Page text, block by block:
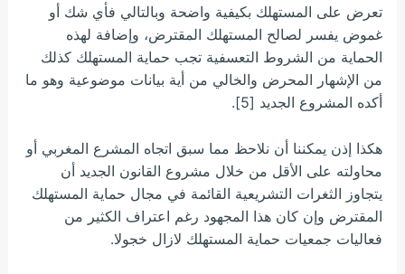
تعرض على المستهلك بكيفية واضحة وبالتالي فأي شك أو
غموض يفسر لصالح المستهلك المقترض، وإضافة لهذه
الحماية من الشروط التعسفية تجب حماية المستهلك كذلك
من الإشهار المحرض والخالي من أية بيانات موضوعية وهو ما
أكده المشروع الجديد [5].
هكذا إذن يمكننا أن نلاحظ مما سبق اتجاه المشرع المغربي أو
محاولته على الأقل من خلال مشروع القانون الجديد أن
يتجاوز الثغرات التشريعية القائمة في مجال حماية المستهلك
المقترض وإن كان هذا المجهود رغم اعتراف الكثير من
فعاليات جمعيات حماية المستهلك لازال خجولا.